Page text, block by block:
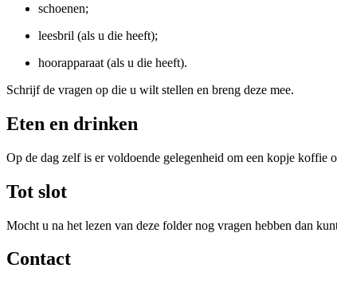
schoenen;
leesbril (als u die heeft);
hoorapparaat (als u die heeft).
Schrijf de vragen op die u wilt stellen en breng deze mee.
Eten en drinken
Op de dag zelf is er voldoende gelegenheid om een kopje koffie
Tot slot
Mocht u na het lezen van deze folder nog vragen hebben dan
Contact